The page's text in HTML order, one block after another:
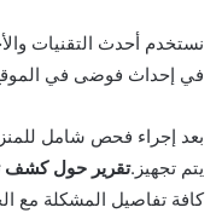
نستخدم أحدث التقنيات
في إحداث فوضى في
بعد إجراء فحص شامل
يتم تجهيز.تقرير حول كشف
كافة تفاصيل المشكلة مع